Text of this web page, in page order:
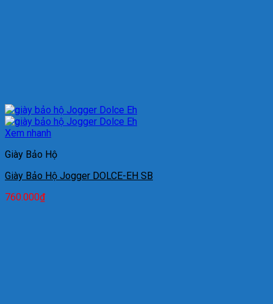
Xem nhanh
Giày Bảo Hộ
Giày Bảo Hộ Jogger DOLCE-EH SB
760.000₫